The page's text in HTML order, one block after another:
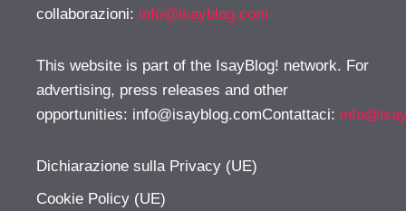
collaborazioni: info@isayblog.com
This website is part of the IsayBlog! network. For
advertising, press releases and other
opportunities: info@isayblog.comContattaci:
Dichiarazione sulla Privacy (UE)
Cookie Policy (UE)